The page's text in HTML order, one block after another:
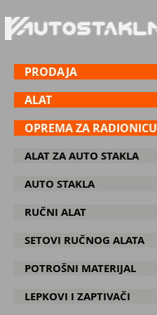
PRODAJA
ALAT
OPREMA ZA RADIONICU
ALAT ZA AUTO STAKLA
AUTO STAKLA
RUČNI ALAT
SETOVI RUČNOG ALATA
POTROŠNI MATERIJAL
LEPKOVI I ZAPTIVAČI